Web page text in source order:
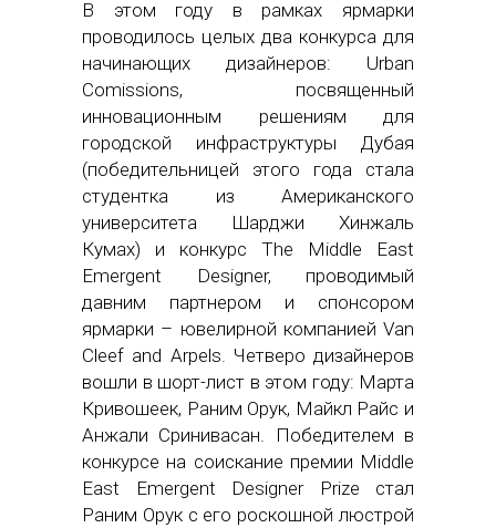
В этом году в рамках ярмарки
проводилось целых два конкурса для
начинающих дизайнеров: Urban
Comissions, посвященный
инновационным решениям для
городской инфраструктуры Дубая
(победительницей этого года стала
студентка из Американского
университета Шарджи Хинжаль
Кумах) и конкурс The Middle East
Emergent Designer, проводимый
давним партнером и спонсором
ярмарки – ювелирной компанией Van
Cleef and Arpels. Четверо дизайнеров
вошли в шорт-лист в этом году: Марта
Кривошеек, Раним Орук, Майкл Райс и
Анжали Сринивасан. Победителем в
конкурсе на соискание премии Middle
East Emergent Designer Prize стал
Раним Орук с его роскошной люстрой